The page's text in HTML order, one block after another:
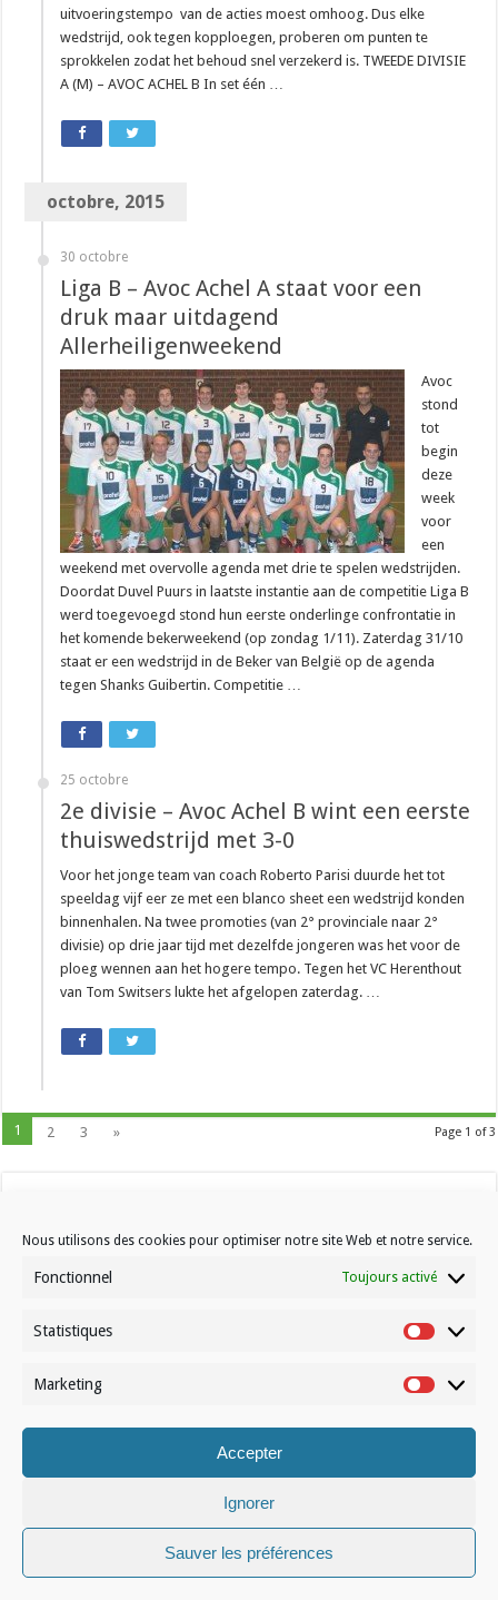
Nous utilisons des cookies pour optimiser notre site Web et notre service.
Fonctionnel Toujours activé
Statistiques
Marketing
Accepter
Ignorer
Sauver les préférences
uitvoeringstempo van de acties moest omhoog. Dus elke
wedstrijd, ook tegen kopploegen, proberen om punten te
sprokkelen zodat het behoud snel verzekerd is. TWEEDE DIVISIE
A (M) – AVOC ACHEL B In set één …
octobre, 2015
30 octobre
Liga B – Avoc Achel A staat voor een
druk maar uitdagend
Allerheiligenweekend
Avoc
stond
tot
begin
deze
week
voor
een
weekend met overvolle agenda met drie te spelen wedstrijden.
Doordat Duvel Puurs in laatste instantie aan de competitie Liga B
werd toegevoegd stond hun eerste onderlinge confrontatie in
het komende bekerweekend (op zondag 1/11). Zaterdag 31/10
staat er een wedstrijd in de Beker van België op de agenda
tegen Shanks Guibertin. Competitie …
25 octobre
2e divisie – Avoc Achel B wint een eerste
thuiswedstrijd met 3-0
Voor het jonge team van coach Roberto Parisi duurde het tot
speeldag vijf eer ze met een blanco sheet een wedstrijd konden
binnenhalen. Na twee promoties (van 2° provinciale naar 2°
divisie) op drie jaar tijd met dezelfde jongeren was het voor de
ploeg wennen aan het hogere tempo. Tegen het VC Herenthout
van Tom Switsers lukte het afgelopen zaterdag. …
Page 1 of 3
1 2 3 »
Contactez-nous
© Volleynews.be2026
Déclaration de confidentialité
Français Nederlands